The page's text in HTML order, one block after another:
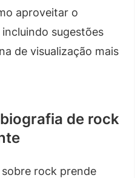
aproveitar o
sugestões
de visualização mais
de rock
rock prende